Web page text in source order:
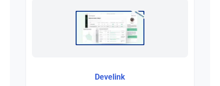
Develink